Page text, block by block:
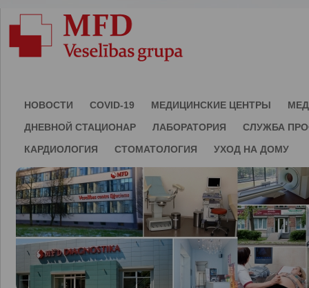
НОВОСТИ COVID-19 МЕДИЦИНСКИЕ ЦЕНТРЫ
ДНЕВНОЙ СТАЦИОНАР
ЛАБОРАТОРИЯ
СЛУЖБА
КАРДИОЛОГИЯ
СТОМАТОЛОГИЯ УХОД НА ДОМУ